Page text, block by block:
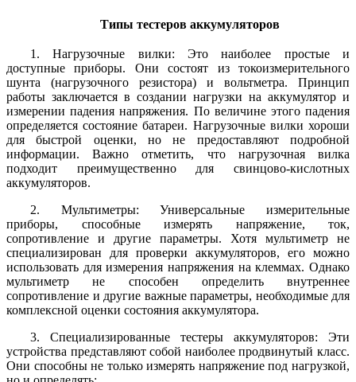
Типы тестеров аккумуляторов
1. Нагрузочные вилки: Это наиболее простые и
доступные приборы. Они состоят из токоизмерительного
шунта (нагрузочного резистора) и вольтметра. Принцип
работы заключается в создании нагрузки на аккумулятор и
измерении падения напряжения. По величине этого падения
определяется состояние батареи. Нагрузочные вилки хороши
для быстрой оценки, но не предоставляют подробной
информации. Важно отметить, что нагрузочная вилка
подходит преимущественно для свинцово-кислотных
аккумуляторов.
2. Мультиметры: Универсальные измерительные
приборы, способные измерять напряжение, ток,
сопротивление и другие параметры. Хотя мультиметр не
специализирован для проверки аккумуляторов, его можно
использовать для измерения напряжения на клеммах. Однако
мультиметр не способен определить внутреннее
сопротивление и другие важные параметры, необходимые для
комплексной оценки состояния аккумулятора.
3. Специализированные тестеры аккумуляторов: Эти
устройства представляют собой наиболее продвинутый класс.
Они способны не только измерять напряжение под нагрузкой,